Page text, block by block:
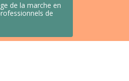
de la marche en
de